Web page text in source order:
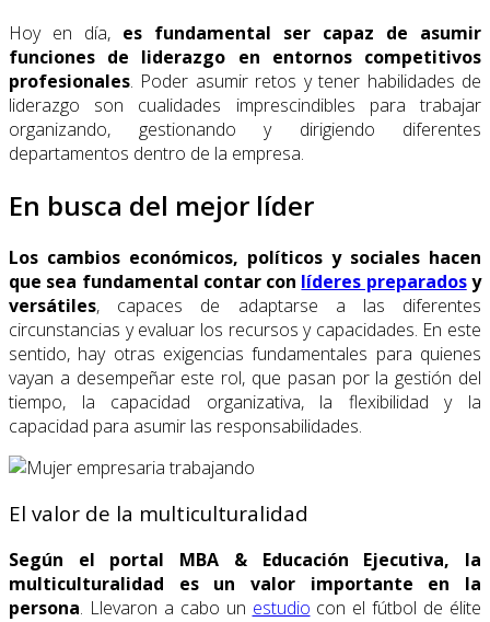
Hoy en día, es fundamental ser capaz de asumir
funciones de liderazgo en entornos competitivos
profesionales. Poder asumir retos y tener habilidades de
liderazgo son cualidades imprescindibles para trabajar
organizando, gestionando y dirigiendo diferentes
departamentos dentro de la empresa.
En busca del mejor líder
Los cambios económicos, políticos y sociales hacen
que sea fundamental contar con líderes preparadosy
versátiles, capaces de adaptarse a las diferentes
circunstancias y evaluar los recursos y capacidades. En este
sentido, hay otras exigencias fundamentales para quienes
vayan a desempeñar este rol, que pasan por la gestión del
tiempo, la capacidad organizativa, la flexibilidad y la
capacidad para asumir las responsabilidades.
El valor de la multiculturalidad
Según el portal MBA & Educación Ejecutiva, la
multiculturalidad es un valor importante en la
persona. Llevaron a cabo un estudio con el fútbol de élite